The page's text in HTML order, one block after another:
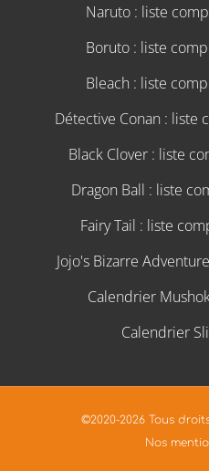
Naruto : liste
Boruto : liste
Bleach : liste
Détective Conan : liste
Black Clover : liste
Dragon Ball : liste
Fairy Tail : liste
Jojo's Bizarre
Calendrier
Calendrier
©2020-2026 Tous
Nos